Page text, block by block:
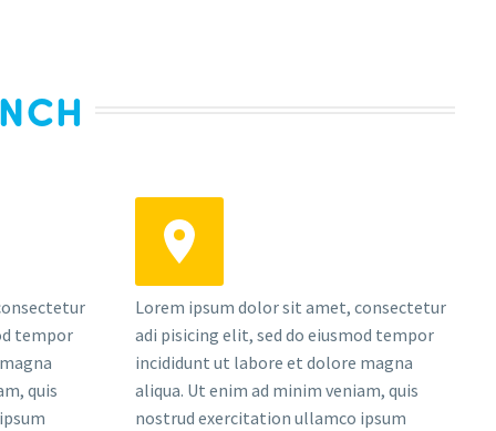
tempor
quis
Lorem ipsum dolor sit amet, consectetur
adi pisicing elit, sed do eiusmod tempor
incididunt ut labore et dolore magna
aliqua. Ut enim ad minim veniam, quis
nostrud exercitation ullamco ipsum